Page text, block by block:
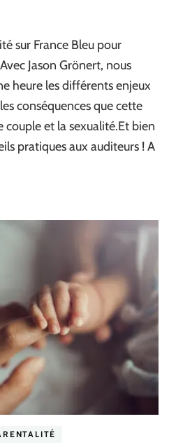
sur France Bleu pour
Jason Grönert, nous
heure les différents enjeux
conséquences que cette
couple et la sexualité.Et bien
pratiques aux auditeurs ! A